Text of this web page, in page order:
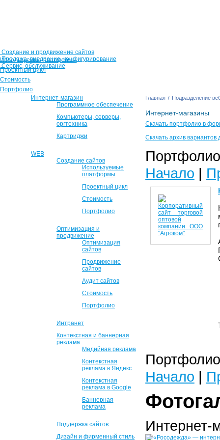
Создание и продвижение сайтов
Продажа, внедрение, конфигурирование
Сервис, обслуживание
Используемые платформы
Проектный цикл
Стоимость
Портфолио
Интернет-магазин
Программное обеспечение
Компьютеры, серверы,
оргтехника
Картриджи
WEB
Создание сайтов
Используемые
платформы
Проектный цикл
Стоимость
Портфолио
Оптимизация и
продвижение
Оптимизация
сайтов
Продвижение
сайтов
Аудит сайтов
Стоимость
Портфолио
Интранет
Контекстная и баннерная
реклама
Медийная реклама
Контекстная
реклама в Яндекс
Контекстная
реклама в Google
Баннерная
реклама
Поддержка сайтов
Дизайн и фирменный стиль
Главная / Подразделение
Интернет-магазины
Скачать портфолио в
Скачать архив вариантов
Начало |
Начало |
Интернет-